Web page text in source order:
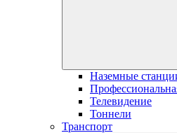
Наземные
Телевидение
Тоннели
Транспорт